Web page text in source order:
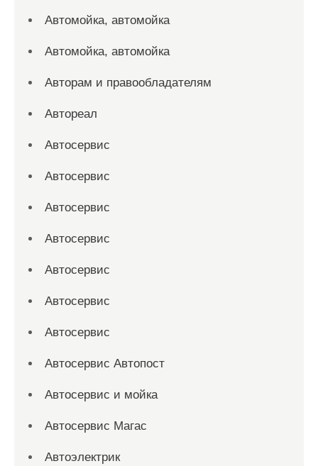
Автомойка, автомойка
Автомойка, автомойка
Авторам и правообладателям
Автореал
Автосервис
Автосервис
Автосервис
Автосервис
Автосервис
Автосервис
Автосервис
Автосервис Автопост
Автосервис и мойка
Автосервис Магас
Автоэлектрик